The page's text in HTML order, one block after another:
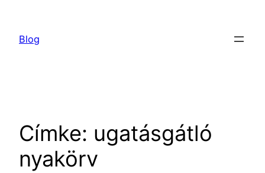
tartalomhoz
Blog
Címke: ugatásgátló
nyakörv